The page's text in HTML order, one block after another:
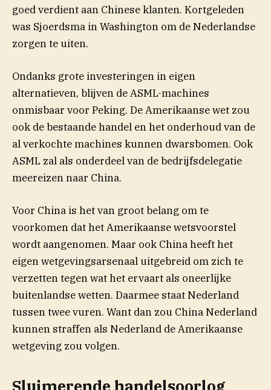
goed verdient aan Chinese klanten. Kortgeleden
was Sjoerdsma in Washington om de Nederlandse
zorgen te uiten.
Ondanks grote investeringen in eigen
alternatieven, blijven de ASML-machines
onmisbaar voor Peking. De Amerikaanse wet zou
ook de bestaande handel en het onderhoud van de
al verkochte machines kunnen dwarsbomen. Ook
ASML zal als onderdeel van de bedrijfsdelegatie
meereizen naar China.
Voor China is het van groot belang om te
voorkomen dat het Amerikaanse wetsvoorstel
wordt aangenomen. Maar ook China heeft het
eigen wetgevingsarsenaal uitgebreid om zich te
verzetten tegen wat het ervaart als oneerlijke
buitenlandse wetten. Daarmee staat Nederland
tussen twee vuren. Want dan zou China Nederland
kunnen straffen als Nederland de Amerikaanse
wetgeving zou volgen.